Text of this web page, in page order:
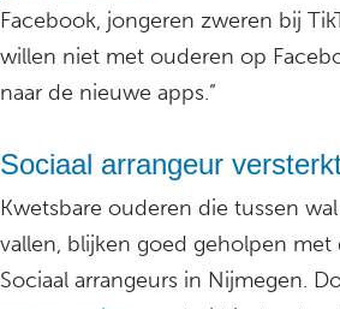
Facebook, jongeren zweren bij
willen niet met ouderen op
naar de nieuwe apps.”
Sociaal arrangeur
Kwetsbare ouderen die tussen
vallen, blijken goed geholpen met
Sociaal arrangeurs in Nijmegen.